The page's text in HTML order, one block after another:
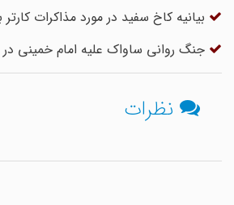
بیانیه کاخ سفید در مورد مذاکرات کارتر با
جنگ روانی ساواک علیه امام خمینی در سال
نظرات